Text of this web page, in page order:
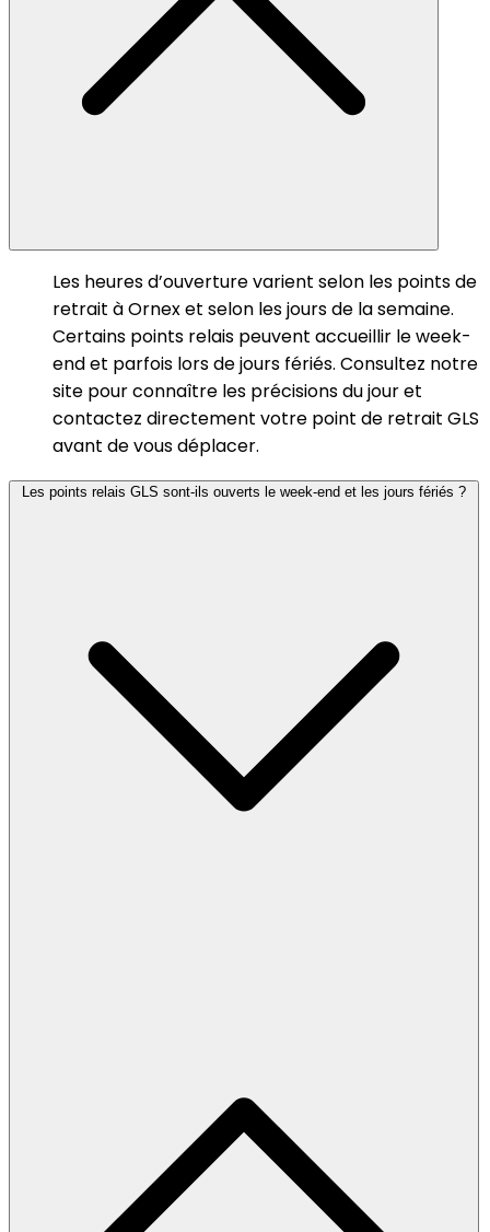
Les heures d’ouverture varient selon les points de
retrait à Ornex et selon les jours de la semaine.
Certains points relais peuvent accueillir le week-
end et parfois lors de jours fériés. Consultez notre
site pour connaître les précisions du jour et
contactez directement votre point de retrait GLS
avant de vous déplacer.
Les points relais GLS sont-ils ouverts le week-end et les jours fériés ?